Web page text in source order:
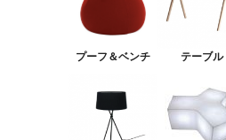
プーフ＆ベンチ テーブル
LEDファニチャー